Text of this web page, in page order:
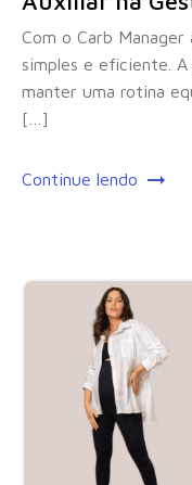
Com o Carb
simples e eficiente.
manter uma rotina
[…]
Continue lendo